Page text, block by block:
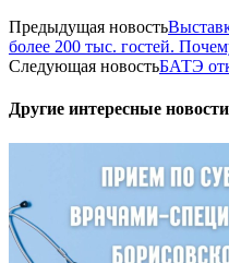
Предыдущая новость
более 200 тыс. гостей.
Следующая новостьБАТЭ
Другие интересные новости